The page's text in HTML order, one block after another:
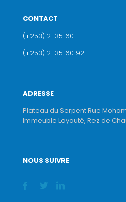
CONTACT
(+253) 21 35 60 11
(+253) 21 35 60 92
ADRESSE
Plateau du Serpent Rue
Immeuble Loyauté, Rez de
NOUS SUIVRE